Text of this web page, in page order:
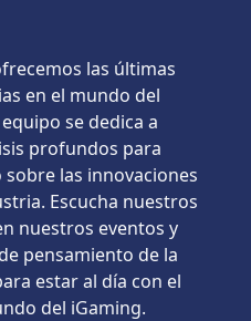
las últimas
en el mundo del
se dedica a
profundos para
las innovaciones
Escucha nuestros
nuestros eventos y
pensamiento de la
estar al día con el
del iGaming.